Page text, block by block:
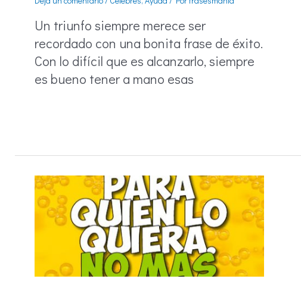
Un triunfo siempre merece ser
recordado con una bonita frase de éxito.
Con lo difícil que es alcanzarlo, siempre
es bueno tener a mano esas